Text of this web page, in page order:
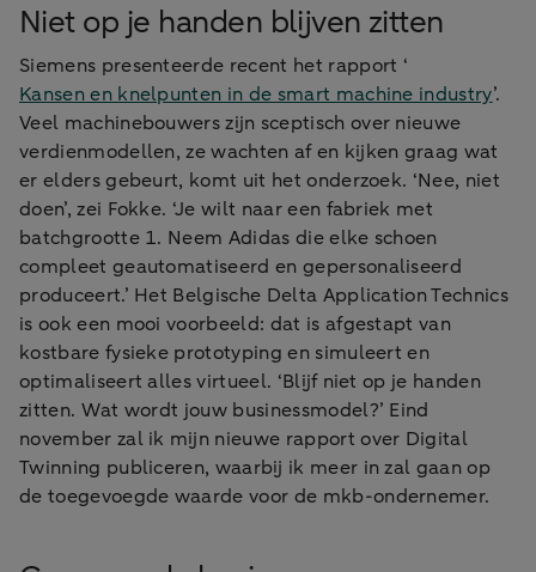
Niet op je handen blijven zitten
Siemens presenteerde recent het rapport ‘
Kansen en knelpunten in de smart machine industry’.
Veel machinebouwers zijn sceptisch over nieuwe
verdienmodellen, ze wachten af en kijken graag wat
er elders gebeurt, komt uit het onderzoek. ‘Nee, niet
doen’, zei Fokke. ‘Je wilt naar een fabriek met
batchgrootte 1. Neem Adidas die elke schoen
compleet geautomatiseerd en gepersonaliseerd
produceert.’ Het Belgische Delta Application Technics
is ook een mooi voorbeeld: dat is afgestapt van
kostbare fysieke prototyping en simuleert en
optimaliseert alles virtueel. ‘Blijf niet op je handen
zitten. Wat wordt jouw businessmodel?’ Eind
november zal ik mijn nieuwe rapport over Digital
Twinning publiceren, waarbij ik meer in zal gaan op
de toegevoegde waarde voor de mkb-ondernemer.